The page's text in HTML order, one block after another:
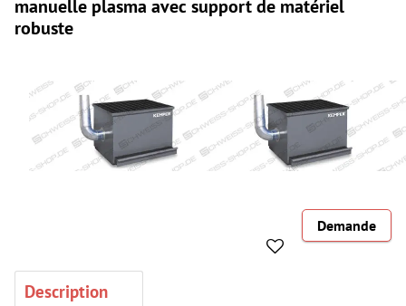
manuelle plasma avec support de matériel
robuste
Demande
Description